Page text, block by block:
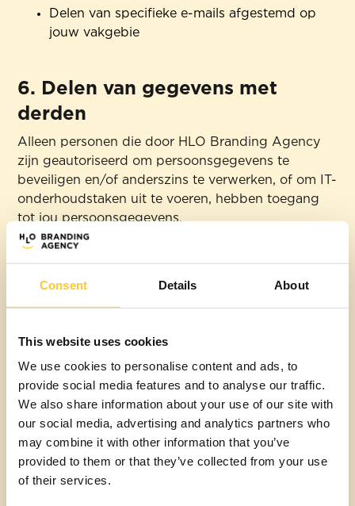
Consent Details About
This website uses cookies
We use cookies to personalise content and ads, to
provide social media features and to analyse our traffic.
We also share information about your use of our site with
our social media, advertising and analytics partners who
may combine it with other information that you’ve
provided to them or that they’ve collected from your use
of their services.
Delen van specifieke e-mails afgestemd op
jouw vakgebie
6. Delen van gegevens met
derden
Alleen personen die door HLO Branding Agency
zijn geautoriseerd om persoonsgegevens te
beveiligen en/of anderszins te verwerken, of om IT-
onderhoudstaken uit te voeren, hebben toegang
tot jou persoonsgegevens.
Als wij samenwerken met derden, zoals
persoonsgegevens.
Daarnaast delen wij jou persoonsgegevens niet
met derden, tenzij dit noodzakelijk is voor de
uitvoering van onze diensten, wettelijk verplicht is,
of in een noodgeval waarin wij redelijkerwijs
geloven dat dit in jou belang is. Dit omvat ook